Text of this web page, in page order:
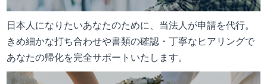
日本人になりたいあなたのために、当法人が申請を代行。
きめ細かな打ち合わせや書類の確認・丁寧なヒアリングで
あなたの帰化を完全サポートいたします。